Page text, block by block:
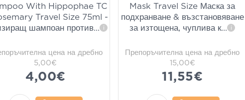
With Hippophae TC
Travel Size 75ml -
шампоан против... i
цена на дребно
5,00€
4,00€
Mask Travel Size Маска за
подхранване & възстановяване
за изтощена, чуплива к... i
Препоръчителна цена на дребно
15,00€
11,55€